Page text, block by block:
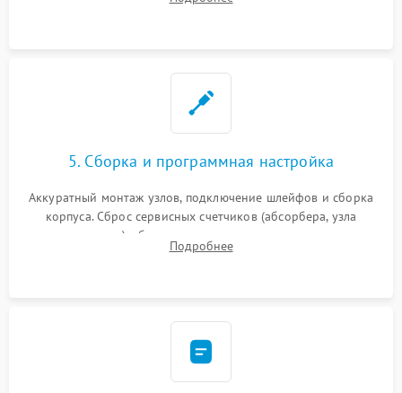
печати от просыпанного тонера и бумажной пыли.
5. Сборка и программная настройка
Аккуратный монтаж узлов, подключение шлейфов и сборка
корпуса. Сброс сервисных счетчиков (абсорбера, узла
закрепления), обновление прошивки и программная
калибровка цветопередачи и позиционирования сканера.
Подробнее